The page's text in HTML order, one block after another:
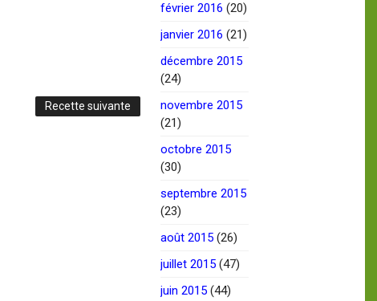
Recette suivante
février 2016 (20)
janvier 2016 (21)
décembre 2015
(24)
novembre 2015
(21)
octobre 2015
(30)
septembre 2015
(23)
août 2015 (26)
juillet 2015 (47)
juin 2015 (44)